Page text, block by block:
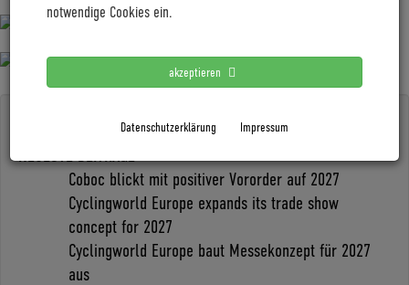
notwendige Cookies ein.
akzeptieren
Datenschutzerklärung Impressum
Coboc blickt mit positiver Vororder auf 2027
Cyclingworld Europe expands its trade show
concept for 2027
Cyclingworld Europe baut Messekonzept für 2027
aus